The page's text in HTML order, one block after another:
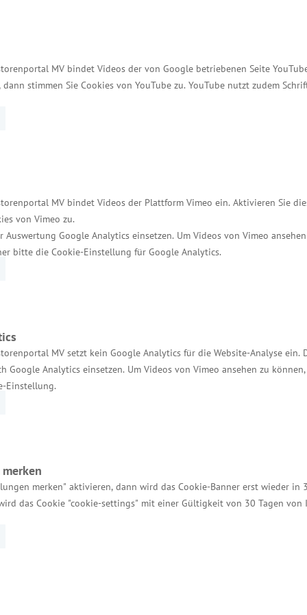
MV bindet Videos der von Google betriebenen Seite
dann stimmen Sie Cookies von YouTube zu. YouTube nutzt zudem
MV bindet Videos der Plattform Vimeo ein. Aktivieren Sie
von Vimeo zu.
Auswertung Google Analytics einsetzen. Um Videos von Vimeo
bitte die Cookie-Einstellung für Google Analytics.
MV setzt kein Google Analytics für die Website-Analyse ein.
Google Analytics einsetzen. Um Videos von Vimeo ansehen zu
Einstellung.
merken" aktivieren, dann wird das Cookie-Banner erst wieder in
das Cookie "cookie-settings" mit einer Gültigkeit von 30 Tagen von
2.400 Bewerberinnen und Bewerber unversorgt
Ausbildungsmarkt ein wenig entspannt.
alle Ausbildungsplätze zu besetzen, da genug
leisten schon viel bei der Anwerbung von
in unserer Gesellschaft für sich zu gewinnen.
Meyer deutlich.
Einheitlicher Ansprechpartner
MV Serviceportal
Impressum
Datenschutz